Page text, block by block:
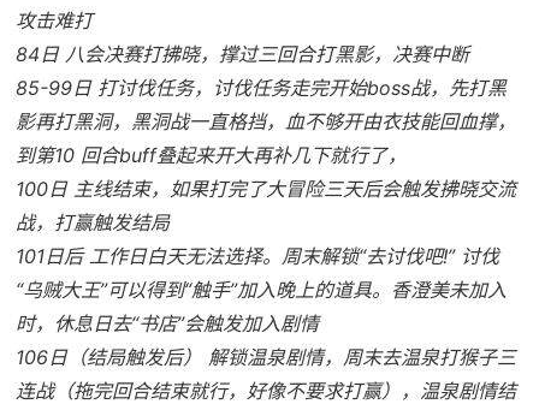
攻击难打
84日 八会决赛打拂晓，撑过三回合打黑影，决赛中断
85-99日 打讨伐任务，讨伐任务走完开始boss战，先打黑
影再打黑洞，黑洞战一直格挡，血不够开由衣技能回血撑，
到第10 回合buff叠起来开大再补几下就行了，
100日 主线结束，如果打完了大冒险三天后会触发拂晓交流
战，打赢触发结局
101日后 工作日白天无法选择。周末解锁“去讨伐吧!” 讨伐
“乌贼大王”可以得到“触手”加入晚上的道具。香澄美未加入
时，休息日去“书店”会触发加入剧情
106日（结局触发后） 解锁温泉剧情，周末去温泉打猴子三
连战（拖完回合结束就行，好像不要求打赢），温泉剧情结